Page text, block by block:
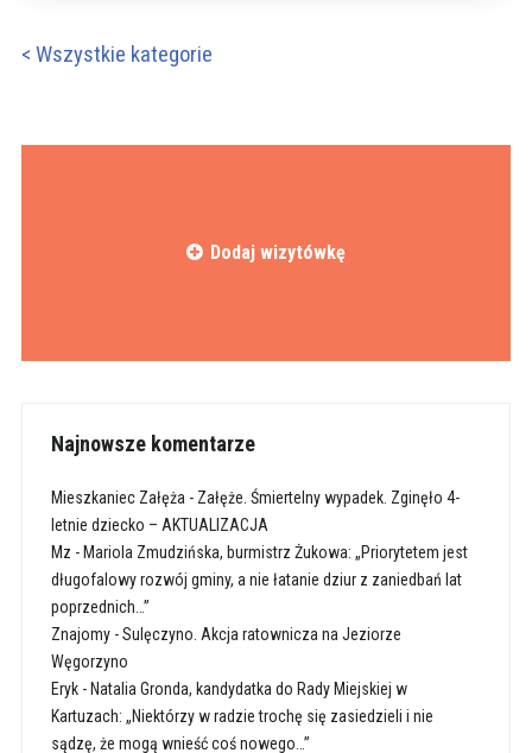
< Wszystkie kategorie
Dodaj wizytówkę
Najnowsze komentarze
Mieszkaniec Załęża - Załęże. Śmiertelny wypadek. Zginęło 4-
letnie dziecko – AKTUALIZACJA
Mz - Mariola Zmudzińska, burmistrz Żukowa: „Priorytetem jest
długofalowy rozwój gminy, a nie łatanie dziur z zaniedbań lat
poprzednich…”
Znajomy-Sulęczyno. Akcja ratownicza na Jeziorze
Węgorzyno
Eryk- Natalia Gronda, kandydatka do Rady Miejskiej w
Kartuzach: „Niektórzy w radzie trochę się zasiedzieli i nie
sądzę, że mogą wnieść coś nowego…”